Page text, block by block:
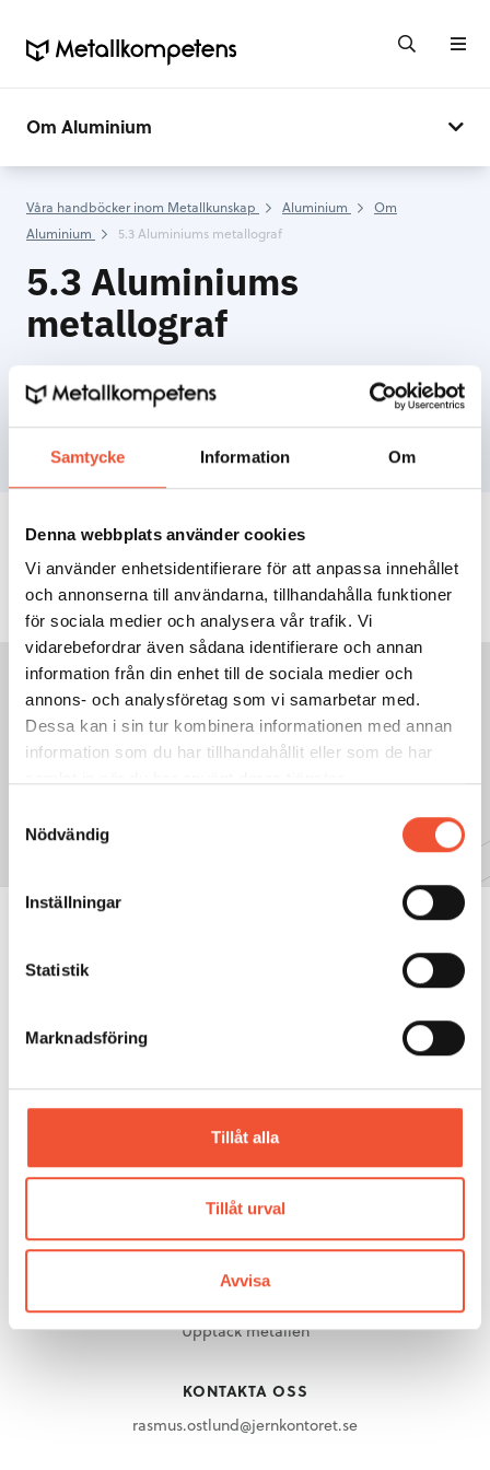
Samtycke Information Om
Denna webbplats använder cookies
Vi använder enhetsidentifierare för att anpassa innehållet
och annonserna till användarna, tillhandahålla funktioner
för sociala medier och analysera vår trafik. Vi
vidarebefordrar även sådana identifierare och annan
information från din enhet till de sociala medier och
annons- och analysföretag som vi samarbetar med.
Dessa kan i sin tur kombinera informationen med annan
information som du har tillhandahållit eller som de har
Nödvändig
Inställningar
Statistik
Marknadsföring
Tillåt alla
Tillåt urval
Avvisa
Om Aluminium
Våra handböcker inom Metallkunskap Aluminium
Om
Aluminium
5.3 Aluminiums metallograf
5.3 Aluminiums
metallograf
Skriv ut
GÅ TILL NÄSTA SIDA:
5.4 Aluminiumlegeringar
Mässing
Metallarkivet
Rörligt material
OM METALLKOMPETENS
Om Metallkompetens
Upptäck metallen
KONTAKTA OSS
rasmus.ostlund@jernkontoret.se